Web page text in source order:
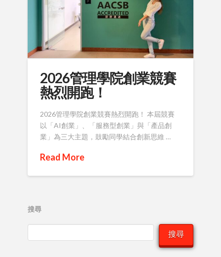
2026管理學院創業競賽
熱烈開跑！
2026管理學院創業競賽熱烈開跑！ 本屆競賽
以「AI創業」、「服務型創業」與「產品創
業」為三大主題，鼓勵同學結合創新思維 …
Read More
搜尋
搜尋